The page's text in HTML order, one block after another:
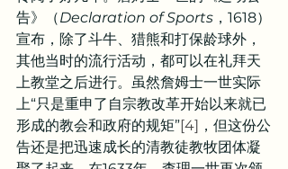
告》（Declaration of Sports ，1618）
宣布，除了斗牛、猎熊和打保龄球外，
其他当时的流行活动，都可以在礼拜天
上教堂之后进行。虽然詹姆士一世实际
上“只是重申了自宗教改革开始以来就已
形成的教会和政府的规矩”[4] ，但这份公
告还是把迅速成长的清教徒教牧团体凝